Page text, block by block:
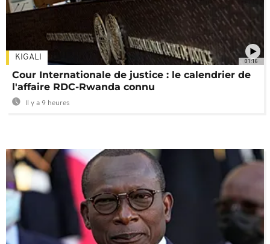
01:16
KIGALI
Cour Internationale de justice : le calendrier de
l'affaire RDC-Rwanda connu
Il y a 9 heures